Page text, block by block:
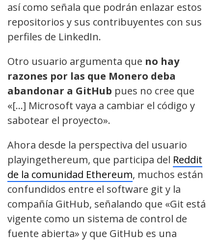
así como señala que podrán enlazar estos
repositorios y sus contribuyentes con sus
perfiles de LinkedIn.
Otro usuario argumenta que no hay
razones por las que Monero deba
abandonar a GitHub pues no cree que
«[…] Microsoft vaya a cambiar el código y
sabotear el proyecto».
Ahora desde la perspectiva del usuario
playingethereum, que participa del Reddit
de la comunidad Ethereum, muchos están
confundidos entre el software git y la
compañía GitHub, señalando que «Git está
vigente como un sistema de control de
fuente abierta» y que GitHub es una